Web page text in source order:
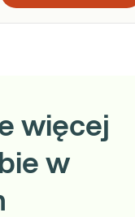
więcej
w